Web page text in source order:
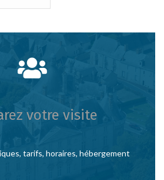
votre visite
tarifs, horaires, hébergement